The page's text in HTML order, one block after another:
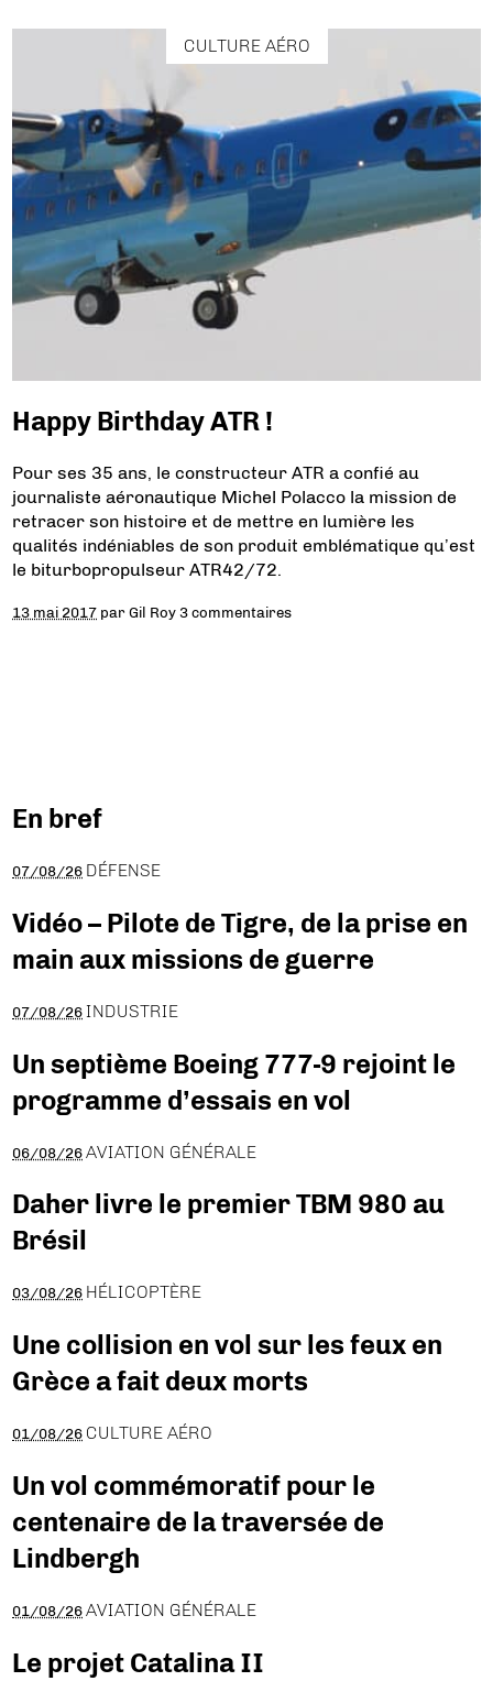
CULTURE AÉRO
Happy Birthday ATR !
Pour ses 35 ans, le constructeur ATR a confié au
journaliste aéronautique Michel Polacco la mission de
retracer son histoire et de mettre en lumière les
qualités indéniables de son produit emblématique qu’est
le biturbopropulseur ATR42/72.
13 mai 2017 parGil Roy 3 commentaires
En bref
07/08/26 DÉFENSE
Vidéo – Pilote de Tigre, de la prise en
main aux missions de guerre
07/08/26 INDUSTRIE
Un septième Boeing 777-9 rejoint le
programme d’essais en vol
06/08/26 AVIATION GÉNÉRALE
Daher livre le premier TBM 980 au
Brésil
03/08/26 HÉLICOPTÈRE
Une collision en vol sur les feux en
Grèce a fait deux morts
01/08/26 CULTURE AÉRO
Un vol commémoratif pour le
centenaire de la traversée de
Lindbergh
01/08/26 AVIATION GÉNÉRALE
Le projet Catalina II